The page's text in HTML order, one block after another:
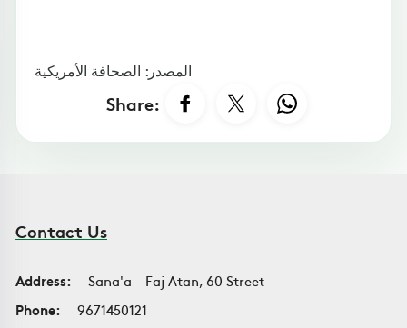
المصدر: الصحافة الأمريكية
Share:
Contact Us
Address:
Sana'a - Faj Atan, 60 Street
Phone:
9671450121